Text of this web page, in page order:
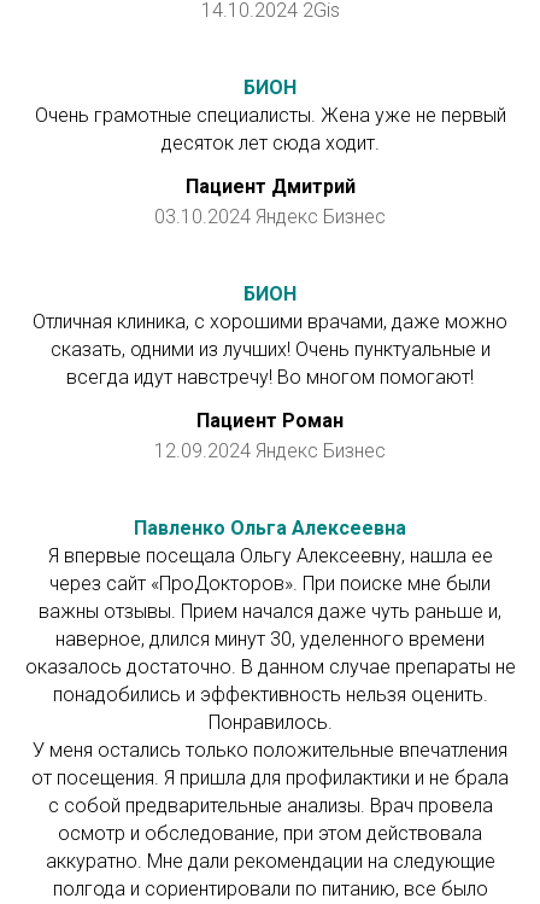
14.10.2024 2Gis
БИОН
Очень грамотные специалисты. Жена уже не первый
десяток лет сюда ходит.
Пациент Дмитрий
03.10.2024 Яндекс Бизнес
БИОН
Отличная клиника, с хорошими врачами, даже можно
сказать, одними из лучших! Очень пунктуальные и
всегда идут навстречу! Во многом помогают!
Пациент Роман
12.09.2024 Яндекс Бизнес
Павленко Ольга Алексеевна
Я впервые посещала Ольгу Алексеевну, нашла ее
через сайт «ПроДокторов». При поиске мне были
важны отзывы. Прием начался даже чуть раньше и,
наверное, длился минут 30, уделенного времени
оказалось достаточно. В данном случае препараты не
понадобились и эффективность нельзя оценить.
Понравилось.
У меня остались только положительные впечатления
от посещения. Я пришла для профилактики и не брала
с собой предварительные анализы. Врач провела
осмотр и обследование, при этом действовала
аккуратно. Мне дали рекомендации на следующие
полгода и сориентировали по питанию, все было